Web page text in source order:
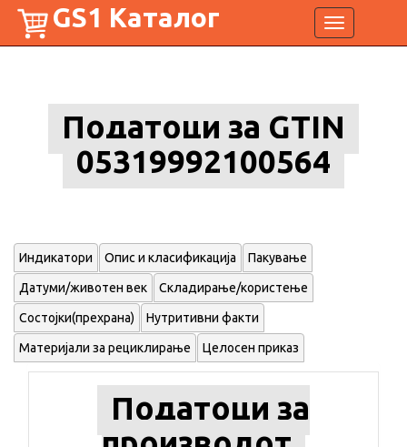
Toggle
navigation
GS1 Каталог
Податоци за GTIN
05319992100564
Индикатори Опис и класификација Пакување
Датуми/животен век Складирање/користење
Состојки(прехрана) Нутритивни факти
Материјали за рециклирање Целосен приказ
Податоци за